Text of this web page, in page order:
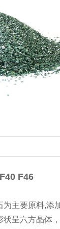
F46
主要原料,添
状呈六方晶